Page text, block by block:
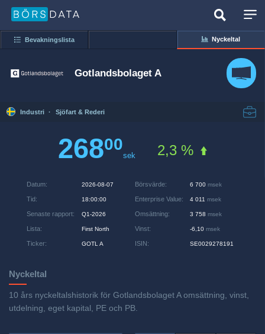
Bevakningslista Nyckeltal
Gotlandsbolaget A
Industri · Sjöfart & Rederi
26800
sek 2,3 %
Datum: 2026-08-07
Tid: 18:00:00
Senaste rapport: Q1-2026
Lista: First North
Ticker: GOTL A
Börsvärde: 6 700 msek
Enterprise Value: 4 011 msek
Omsättning: 3 758 msek
Vinst: -6,10 msek
ISIN: SE0029278191
Nyckeltal
10 års nyckeltalshistorik för Gotlandsbolaget A omsättning, vinst,
utdelning, eget kapital, PE och PB.